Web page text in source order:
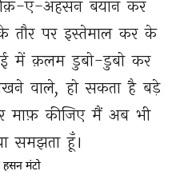
ए-अहसन बयान कर
तौर पर इस्तेमाल कर के
में क़लम डुबो-डुबो कर
वाले, हो सकता है बड़े
माफ़ कीजिए मैं अब भी
समझता हूँ।
मंटो